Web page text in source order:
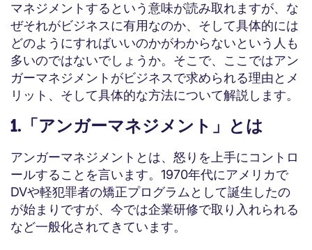
マネジメントするという意味が読み取れますが、な
ぜそれがビジネスに有用なのか、そして具体的には
どのようにすればいいのかがわからないという人も
多いのではないでしょうか。そこで、ここではアン
ガーマネジメントがビジネスで求められる理由とメ
リット、そして具体的な方法について解説します。
1.「アンガーマネジメント」とは
アンガーマネジメントとは、怒りを上手にコントロ
ールすることを言います。1970年代にアメリカで
DVや軽犯罪者の矯正プログラムとして誕生したの
が始まりですが、今では企業研修で取り入れられる
など一般化されてきています。